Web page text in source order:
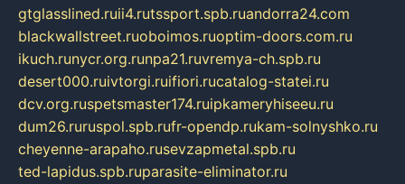
gtglasslined.ruii4.rutssport.spb.ruandorra24.com
blackwallstreet.ruoboimos.ruoptim-doors.com.ru
ikuch.runycr.org.runpa21.ruvremya-ch.spb.ru
desert000.ruivtorgi.ruifiori.rucatalog-statei.ru
dcv.org.ruspetsmaster174.ruipkameryhiseeu.ru
dum26.ruruspol.spb.rufr-opendp.rukam-solnyshko.ru
cheyenne-arapaho.rusevzapmetal.spb.ru
ted-lapidus.spb.ruparasite-eliminator.ru